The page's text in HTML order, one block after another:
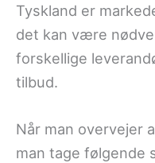
Tyskland er
det kan være
forskellige
tilbud.
Når man overvejer
man tage følgende